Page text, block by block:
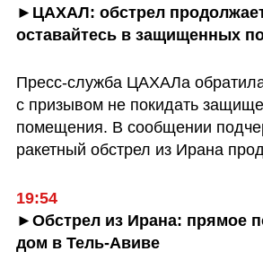
►ЦАХАЛ: обстрел
оставайтесь в защищенных
Пресс-служба ЦАХАЛа
с призывом не покидать
помещения. В сообщении
ракетный обстрел из Ирана
19:54
►Обстрел из Ирана: прямое
дом в Тель-Авиве